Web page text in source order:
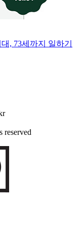
, 73세까지 일하기
reserved